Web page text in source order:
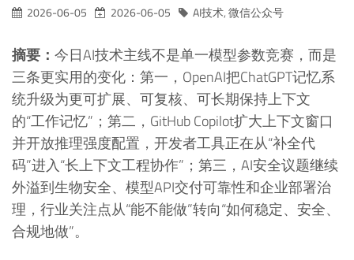
2026-06-05 2026-06-05 AI技术,微信公众号
摘要： 今日AI技术主线不是单一模型参数竞赛，而是
三条更实用的变化：第一，OpenAI把ChatGPT记忆系
统升级为更可扩展、可复核、可长期保持上下文
的“工作记忆”；第二，GitHub Copilot扩大上下文窗口
并开放推理强度配置，开发者工具正在从“补全代
码”进入“长上下文工程协作”；第三，AI安全议题继续
外溢到生物安全、模型API交付可靠性和企业部署治
理，行业关注点从“能不能做”转向“如何稳定、安全、
合规地做”。